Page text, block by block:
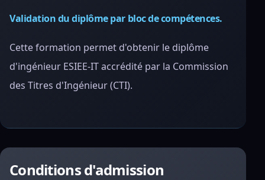
Validation du diplôme par bloc de compétences.
Cette formation permet d'obtenir le diplôme
d'ingénieur ESIEE-IT accrédité par la Commission
des Titres d'Ingénieur (CTI).
Conditions d'admission